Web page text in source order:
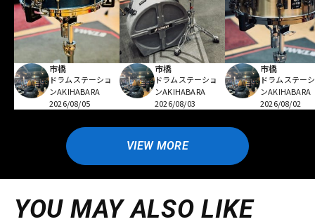
市橋
ドラムステーショ
ンAKIHABARA
2026/08/05
市橋
ドラムステーショ
ンAKIHABARA
2026/08/03
市橋
ドラムステー
ンAKIHABARA
2026/08/02
VIEW MORE
YOU MAY ALSO LIKE